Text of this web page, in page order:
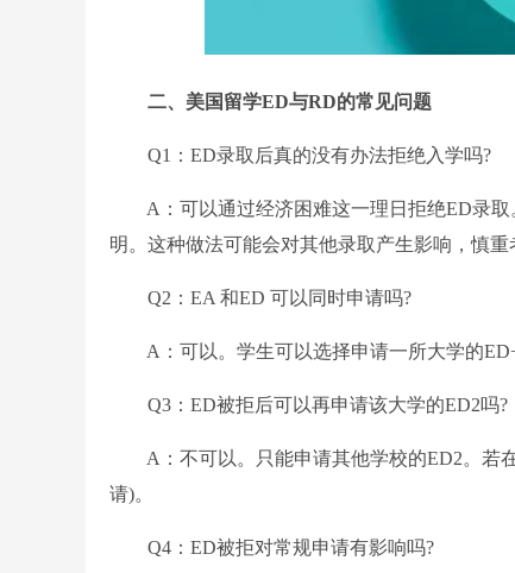
二、美国留学ED与RD的常见问题
Q1：ED录取后真的没有办法拒绝入学吗?
A：可以通过经济困难这一理日拒绝ED录取
明。这种做法可能会对其他录取产生影响，慎重
Q2：EA 和ED 可以同时申请吗?
A：可以。学生可以选择申请一所大学的ED+
Q3：ED被拒后可以再申请该大学的ED2吗?
A：不可以。只能申请其他学校的ED2。若在
请)。
Q4：ED被拒对常规申请有影响吗?